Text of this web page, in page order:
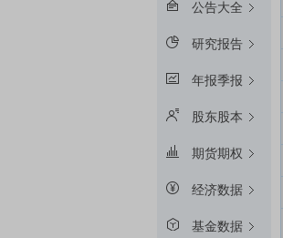
公告大全
研究报告
年报季报
股东股本
期货期权
经济数据
基金数据